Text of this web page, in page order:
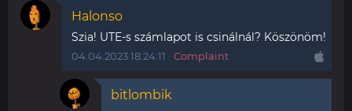
Halonso
Szia! UTE-s számlapot is csinálnál? Köszönöm!
04.04.2023 18:24:11 Complaint
bitlombik